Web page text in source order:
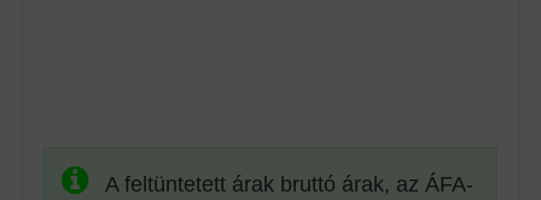
A feltüntetett árak bruttó árak, az ÁFA-